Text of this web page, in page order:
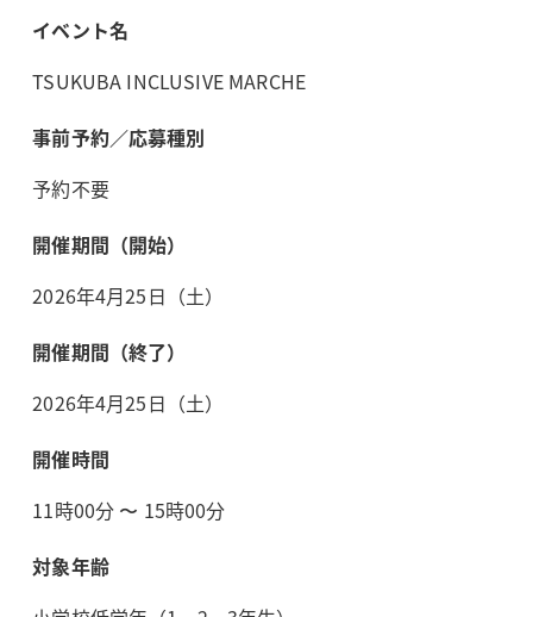
イベント名
TSUKUBA INCLUSIVE MARCHE
事前予約／応募種別
予約不要
開催期間（開始）
2026年4月25日（土）
開催期間（終了）
2026年4月25日（土）
開催時間
11時00分 〜 15時00分
対象年齢